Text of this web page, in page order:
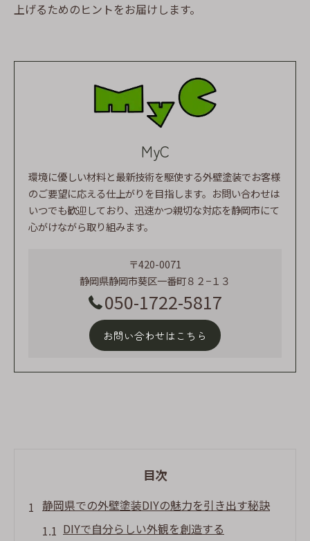
上げるためのヒントをお届けします。
MyC
環境に優しい材料と最新技術を駆使する外壁塗装でお客様
のご要望に応える仕上がりを目指します。お問い合わせは
いつでも歓迎しており、迅速かつ親切な対応を静岡市にて
心がけながら取り組みます。
〒420-0071
静岡県静岡市葵区一番町８２−１３
050-1722-5817
お問い合わせはこちら
目次
静岡県での外壁塗装DIYの魅力を引き出す秘訣
DIYで自分らしい外観を創造する